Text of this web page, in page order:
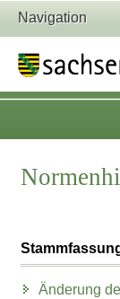
Navigation
Änderung